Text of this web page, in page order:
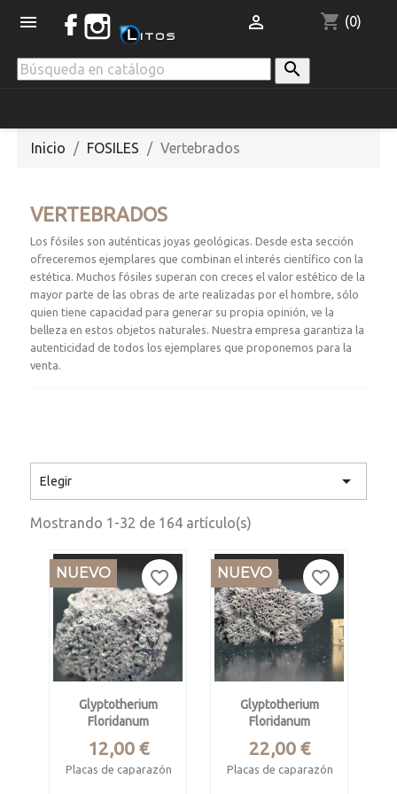
 shopping_cart (0)


Inicio FOSILES Vertebrados
VERTEBRADOS
Los fósiles son auténticas joyas geológicas. Desde esta sección
ofreceremos ejemplares que combinan el interés científico con la
estética. Muchos fósiles superan con creces el valor estético de la
mayor parte de las obras de arte realizadas por el hombre, sólo
quien tiene capacidad para generar su propia opinión, ve la
belleza en estos objetos naturales. Nuestra empresa garantiza la
autenticidad de todos los ejemplares que proponemos para la
venta.
Elegir 
Mostrando 1-32 de 164 artículo(s)
Glyptotherium
Floridanum
Precio
12,00 €
Placas de caparazón
NUEVO favorite_border
Glyptotherium
Floridanum
Precio
22,00 €
Placas de caparazón
NUEVO favorite_border